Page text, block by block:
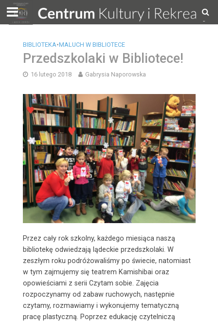
BIBLIOTEKA•MALUCH W BIBLIOTECE
Przedszkolaki w Bibliotece!
16 lutego 2018 Gabrysia Naporowska
Przez cały rok szkolny, każdego miesiąca naszą
bibliotekę odwiedzają lądeckie przedszkolaki. W
zeszłym roku podróżowaliśmy po świecie, natomiast
w tym zajmujemy się teatrem Kamishibai oraz
opowieściami z serii Czytam sobie. Zajęcia
rozpoczynamy od zabaw ruchowych, następnie
czytamy, rozmawiamy i wykonujemy tematyczną
pracę plastyczną. Poprzez edukację czytelniczą